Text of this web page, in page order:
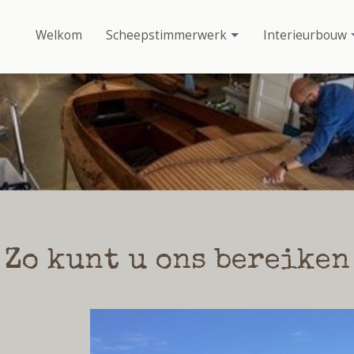
Welkom Scheepstimmerwerk Interieurbouw
Zo kunt u ons bereiken